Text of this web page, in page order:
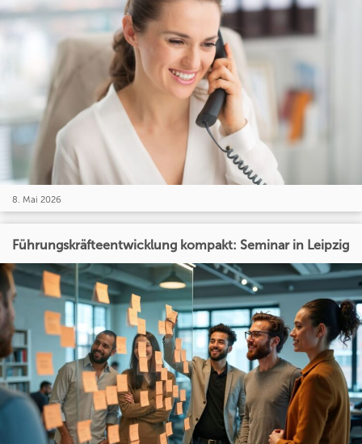
8. Mai 2026
Führungskräfteentwicklung kompakt: Seminar in Leipzig